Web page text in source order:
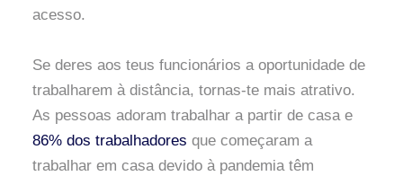
acesso.
Se deres aos teus funcionários a oportunidade de
trabalharem à distância, tornas-te mais atrativo.
As pessoas adoram trabalhar a partir de casa e
86% dos trabalhadores que começaram a
trabalhar em casa devido à pandemia têm